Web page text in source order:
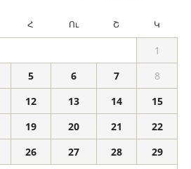
Հ Ու Շ Կ
1
5 6 7
8
12 13 14
15
19 20 21
22
26 27 28 29